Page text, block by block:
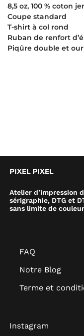
8,5 oz, 100 % coton
Coupe standard
T-shirt à col rond
Ruban de renfort
Piqûre double et
PIXEL PIXEL
Atelier d’impression
sérigraphie, DTG et
sans limite de
FAQ
Notre Blog
Terme et
Instagram